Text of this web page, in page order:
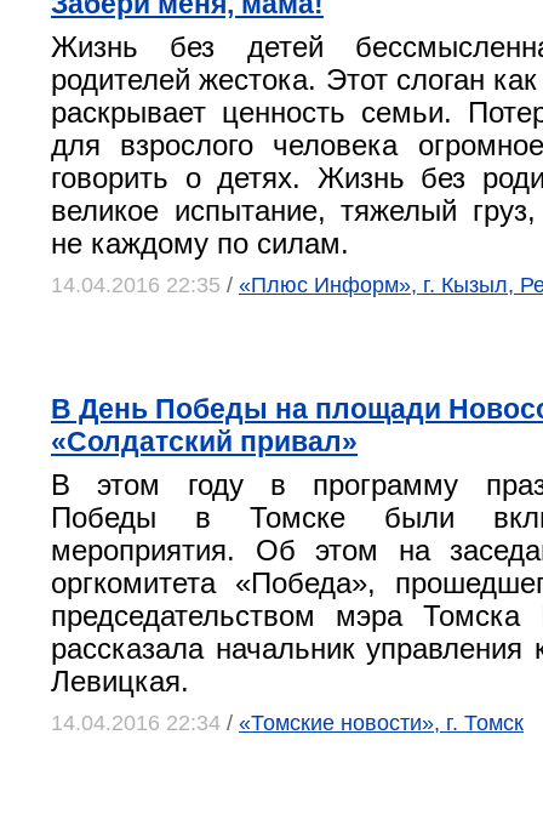
Жизнь без детей
родителей жестока. Этот слоган
раскрывает ценность семьи.
для взрослого человека
говорить о детях. Жизнь без
великое испытание, тяжелый
не каждому по силам.
14.04.2016 22:35 / «Плюс Информ», г. Кызыл,
В День Победы на площади
«Солдатский привал»
В этом году в программу
Победы в Томске были
мероприятия. Об этом на
оргкомитета «Победа»,
председательством мэра
рассказала начальник управления
Левицкая.
14.04.2016 22:34 / «Томские новости», г. Томск